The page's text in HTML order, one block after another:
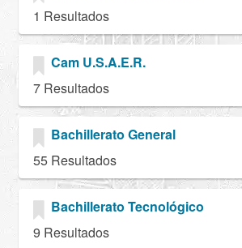
1 Resultados
Cam U.S.A.E.R.
7 Resultados
Bachillerato General
55 Resultados
Bachillerato Tecnológico
9 Resultados